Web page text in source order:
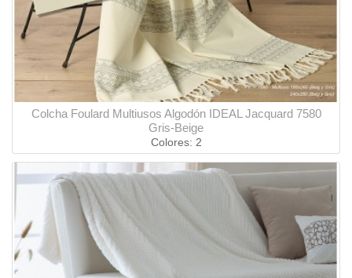
Colcha Foulard Multiusos Algodón IDEAL Jacquard 7580
Gris-Beige
Colores: 2